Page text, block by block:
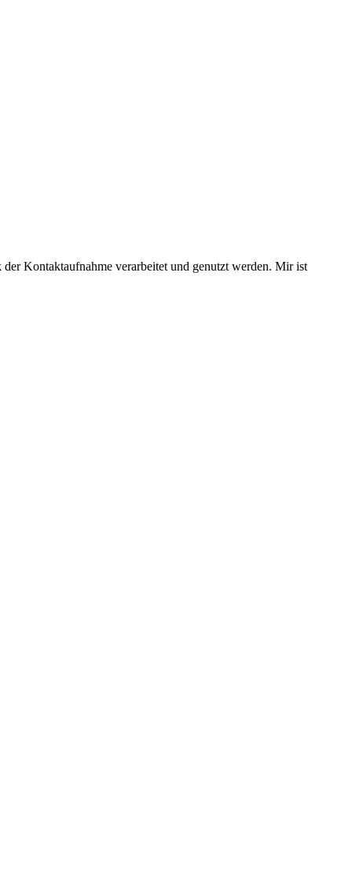
Kontaktaufnahme verarbeitet und genutzt werden. Mir ist